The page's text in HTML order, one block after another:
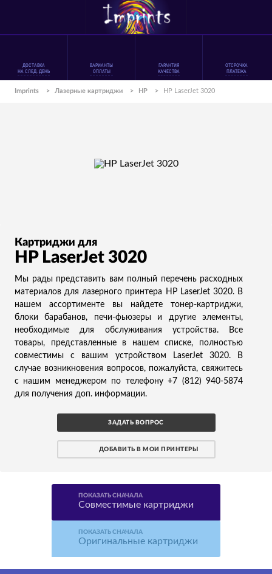
ДОСТАВКА
НА СЛЕД. ДЕНЬ
ВАРИАНТЫ
ОПЛАТЫ
ГАРАНТИЯ
КАЧЕСТВА
ОТСРОЧКА
ПЛАТЕЖА
Imprints > Лазерные картриджи > HP > HP LaserJet 3020
Картриджи для
HP LaserJet 3020
Мы рады представить вам полный перечень расходных
материалов для лазерного принтера HP LaserJet 3020. В
нашем ассортименте вы найдете тонер-картриджи,
блоки барабанов, печи-фьюзеры и другие элементы,
необходимые для обслуживания устройства. Все
товары, представленные в нашем списке, полностью
совместимы с вашим устройством LaserJet 3020. В
случае возникновения вопросов, пожалуйста, свяжитесь
с нашим менеджером по телефону +7 (812) 940-5874
для получения доп. информации.
ЗАДАТЬ ВОПРОС
ДОБАВИТЬ В МОИ ПРИНТЕРЫ
ПОКАЗАТЬ СНАЧАЛА
Совместимые картриджи
ПОКАЗАТЬ СНАЧАЛА
Оригинальные картриджи